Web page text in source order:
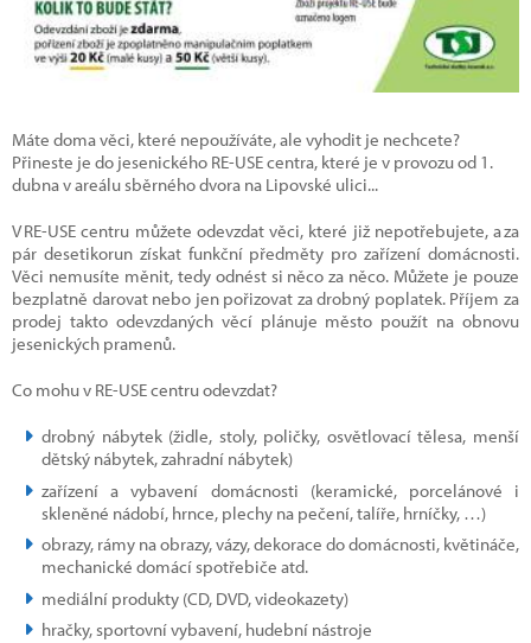
Máte doma věci, které nepoužíváte, ale vyhodit je nechcete?
Přineste je do jesenického RE-USE centra, které je v provozu od 1.
dubna v areálu sběrného dvora na Lipovské ulici...
V RE-USE centru můžete odevzdat věci, které již nepotřebujete, a za
pár desetikorun získat funkční předměty pro zařízení domácnosti.
Věci nemusíte měnit, tedy odnést si něco za něco. Můžete je pouze
bezplatně darovat nebo jen pořizovat za drobný poplatek. Příjem za
prodej takto odevzdaných věcí plánuje město použít na obnovu
jesenických pramenů.
Co mohu v RE-USE centru odevzdat?
drobný nábytek (židle, stoly, poličky, osvětlovací tělesa, menší
dětský nábytek, zahradní nábytek)
zařízení a vybavení domácnosti (keramické, porcelánové i
skleněné nádobí, hrnce, plechy na pečení, talíře, hrníčky, …)
obrazy, rámy na obrazy, vázy, dekorace do domácnosti, květináče,
mechanické domácí spotřebiče atd.
mediální produkty (CD, DVD, videokazety)
hračky, sportovní vybavení, hudební nástroje